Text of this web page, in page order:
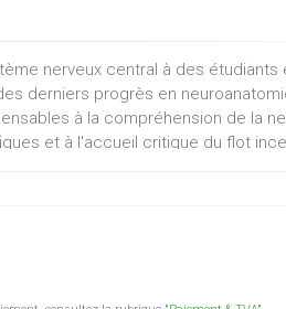
nerveux central à des étudiants
derniers progrès en
à la compréhension de la
et à l'accueil critique du flot